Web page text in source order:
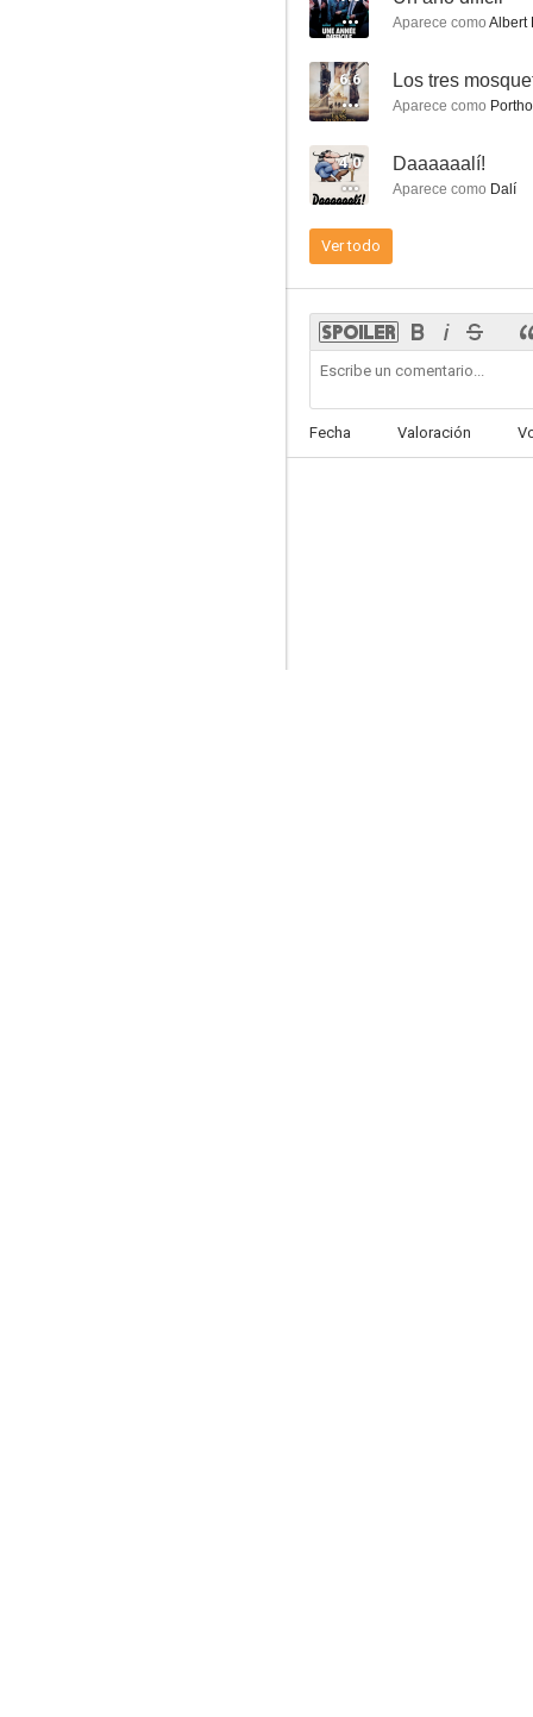
6.3
5.5
Aparece como Albert
6.6 Los tres
Aparece como
4.0 Daaaaaalí!
Aparece como Dalí
Ver todo
Fecha Valoración